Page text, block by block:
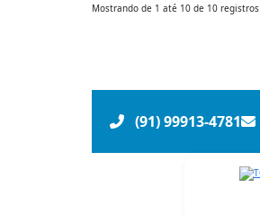
Mostrando de 1 até 10 de 10 registros
(91) 99913-4781